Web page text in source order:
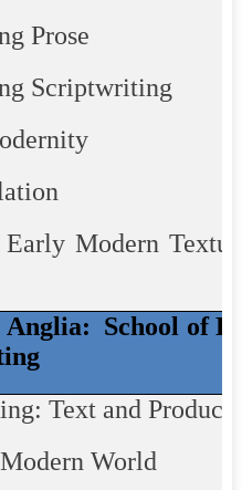
Prose
Scriptwriting
Modern
Anglia: School of
Text and
World